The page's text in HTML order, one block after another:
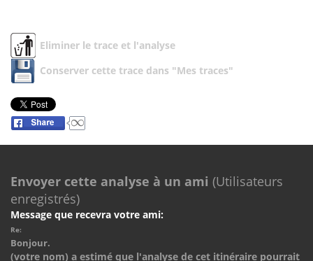
Eliminer le trace et l'analyse
Conserver cette trace dans "Mes traces"
Envoyer cette analyse à un ami (Utilisateurs
enregistrés)
Message que recevra votre ami:
Re:
Bonjour.
(votre nom) a estimé que l'analyse de cet itinéraire pourrait